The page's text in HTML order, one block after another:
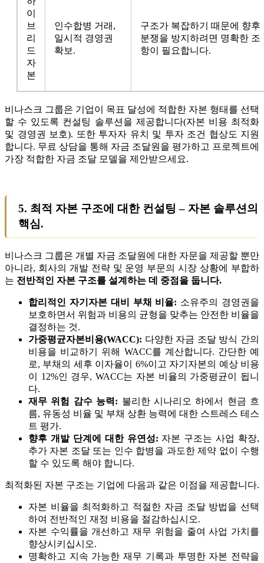
이
브
리
드
자
본
인수합병 거래,
일시적 경영권
확보.
구조가 복잡하기 때문에 향후
분쟁을 방지하려면 명확한 조
항이 필요합니다.
비나스크 그룹은 기업이 목표 달성에 적합한 자본 형태를 선택
할 수 있도록 컨설팅 솔루션을 제공합니다(자본 비용 최적화
및 경영권 보호). 또한 투자자 유치 및 투자 조건 협상도 지원
합니다. 무료 상담을 통해 자금 조달원을 평가하고 프로젝트에
가장 적합한 자금 조달 모델을 제안받으세요.
5. 최적 자본 구조에 대한 컨설팅 – 자본 솔루션의
핵심.
비나스크 그룹은 개별 자금 조달원에 대한 자문을 제공할 뿐만
아니라, 회사의 개발 전략 및 운영 부문의 시장 상황에 부합하
는 전반적인 자본 구조를 설계하는 데 중점을 둡니다.
합리적인 자기자본 대비 부채 비율: 소유주의 경영권을
보호하면서 위험과 비용의 균형을 맞추는 안전한 비율을
결정하는 것.
가중평균자본비용(WACC): 다양한 자금 조달 방식 간의
비용을 비교하기 위해 WACC를 계산합니다. 간단한 예
로, 부채의 세후 이자율이 6%이고 자기자본의 예상 비용
이 12%인 경우, WACC는 자본 비율의 가중평균이 됩니
다.
재무 위험 감수 능력: 불리한 시나리오 하에서 현금 흐
름, 유동성 비율 및 부채 상환 능력에 대한 스트레스 테스
트 평가.
향후 개발 단계에 대한 유연성: 자본 구조는 사업 확장,
추가 자본 조달 또는 인수 합병을 과도한 제약 없이 수행
할 수 있도록 해야 합니다.
최적화된 자본 구조는 기업에 다음과 같은 이점을 제공합니다.
자본 비율을 최적화하고 적절한 자금 조달 방법을 선택
하여 전반적인 재정 비용을 절감하십시오.
자본 수익률을 개선하고 재무 위험을 줄여 사업 가치를
향상시키십시오.
명확하고 지속 가능한 재무 기록과 투명한 자본 전략을